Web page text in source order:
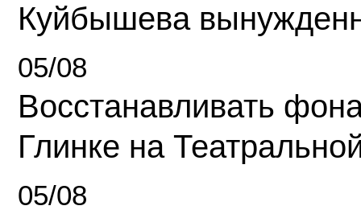
Куйбышева
05/08
Восстанавливать
Глинке на
05/08